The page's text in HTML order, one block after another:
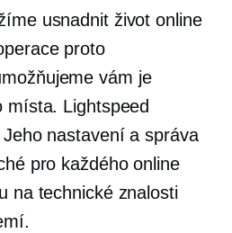
usnadnit život online
proto
vám je
místa. Lightspeed
nastavení a správa
pro každého online
na technické znalosti